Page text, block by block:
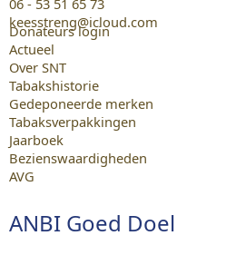
06 - 53 51 65 73
keesstreng@icloud.com
Donateurs login
Actueel
Over SNT
Tabakshistorie
Gedeponeerde merken
Tabaksverpakkingen
Jaarboek
Bezienswaardigheden
AVG
ANBI Goed Doel